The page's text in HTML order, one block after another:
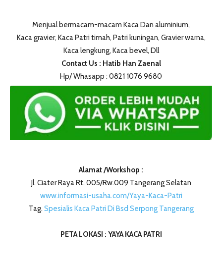
Menjual bermacam-macam Kaca Dan aluminium,
Kaca gravier, Kaca Patri timah, Patri kuningan, Gravier warna,
Kaca lengkung, Kaca bevel, Dll
Contact Us : Hatib Han Zaenal
Hp/ Whasapp : 0821 1076 9680
Alamat /Workshop :
Jl. Ciater Raya Rt. 005/Rw.009 Tangerang Selatan
www.informasi-usaha.com/Yaya-Kaca-Patri
Tag. Spesialis Kaca Patri Di Bsd Serpong Tangerang
PETA LOKASI : YAYA KACA PATRI